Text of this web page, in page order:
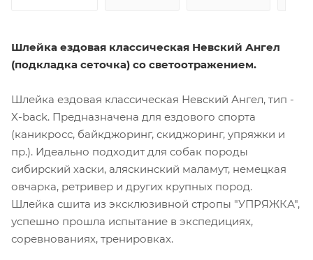
Шлейка ездовая классическая Невский Ангел
(подкладка сеточка) со светоотражением.
Шлейка ездовая классическая Невский Ангел, тип -
X-back. Предназначена для ездового спорта
(каникросс, байкджоринг, скиджоринг, упряжки и
пр.). Идеально подходит для собак породы
сибирский хаски, аляскинский маламут, немецкая
овчарка, ретривер и других крупных пород.
Шлейка сшита из эксклюзивной стропы "УПРЯЖКА",
успешно прошла испытание в экспедициях,
соревнованиях, тренировках.